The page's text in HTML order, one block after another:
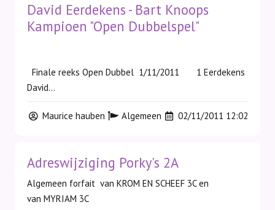
David Eerdekens - Bart Knoops
Kampioen "Open Dubbelspel"
Finale reeks Open Dubbel 1/11/2011 1 Eerdekens
David...
Maurice hauben Algemeen 02/11/2011 12:02
Adreswijziging Porky's 2A
Algemeen forfait van KROM EN SCHEEF 3C en
van MYRIAM 3C